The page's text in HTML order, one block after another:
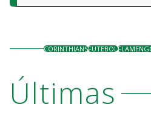
CORINTHIANSFUTEBOL
Últimas